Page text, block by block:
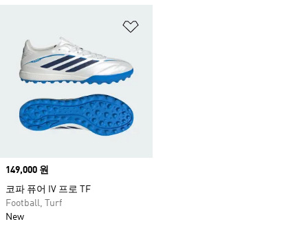
Price
149,000 원
코파 퓨어 IV 프로 TF
Football, Turf
New